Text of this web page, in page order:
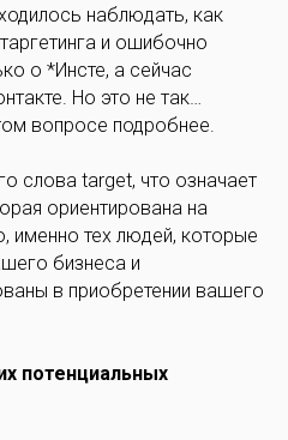
наблюдать, как
и ошибочно
о *Инсте, а сейчас
Но это не так…
вопросе подробнее.
слова target, что означает
ориентирована на
именно тех людей, которые
бизнеса и
в приобретении вашего
потенциальных